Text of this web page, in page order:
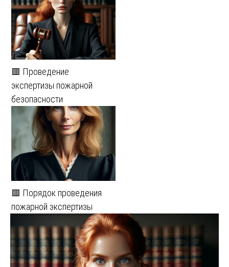
🟥 Проведение
экспертизы пожарной
безопасности
🟥 Порядок проведения
пожарной экспертизы